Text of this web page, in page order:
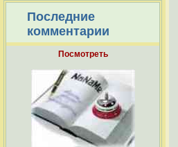
Последние
комментарии
Посмотреть